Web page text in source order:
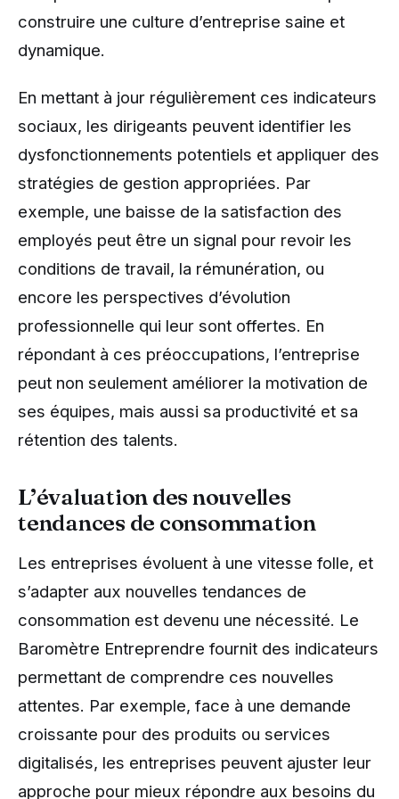
construire une culture d’entreprise saine et
dynamique.
En mettant à jour régulièrement ces indicateurs
sociaux, les dirigeants peuvent identifier les
dysfonctionnements potentiels et appliquer des
stratégies de gestion appropriées. Par
exemple, une baisse de la satisfaction des
employés peut être un signal pour revoir les
conditions de travail, la rémunération, ou
encore les perspectives d’évolution
professionnelle qui leur sont offertes. En
répondant à ces préoccupations, l’entreprise
peut non seulement améliorer la motivation de
ses équipes, mais aussi sa productivité et sa
rétention des talents.
L’évaluation des nouvelles
tendances de consommation
Les entreprises évoluent à une vitesse folle, et
s’adapter aux nouvelles tendances de
consommation est devenu une nécessité. Le
Baromètre Entreprendre fournit des indicateurs
permettant de comprendre ces nouvelles
attentes. Par exemple, face à une demande
croissante pour des produits ou services
digitalisés, les entreprises peuvent ajuster leur
approche pour mieux répondre aux besoins du